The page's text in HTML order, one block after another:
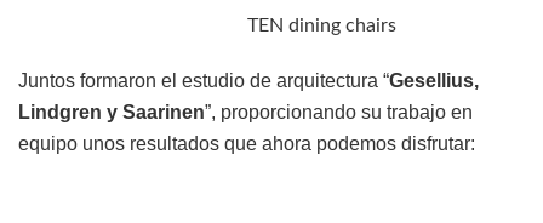
TEN dining chairs
Juntos formaron el estudio de arquitectura “Gesellius,
Lindgren y Saarinen”, proporcionando su trabajo en
equipo unos resultados que ahora podemos disfrutar: